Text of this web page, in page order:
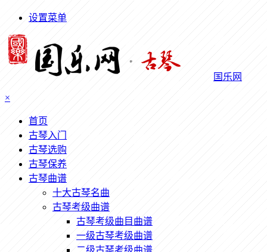
设置菜单
国乐网
×
首页
古琴入门
古琴选购
古琴保养
古琴曲谱
十大古琴名曲
古琴考级曲谱
古琴考级曲目曲谱
一级古琴考级曲谱
二级古琴考级曲谱